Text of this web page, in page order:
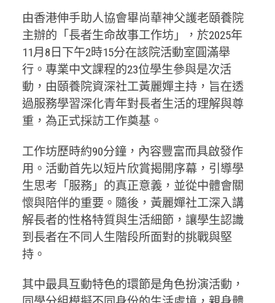
由香港伸手助人協會畢尚華神父護老頤養院
主辦的「長者生命故事工作坊」，於2025年
11月8日下午2時15分在該院活動室圓滿舉
行。專業中文課程的23位學生參與是次活
動，由頤養院資深社工黃麗嬋主持，旨在透
過服務學習深化青年對長者生活的理解與尊
重，為正式採訪工作奠基。
工作坊歷時約90分鐘，內容豐富而具啟發作
用。活動首先以短片欣賞揭開序幕，引導學
生思考「服務」的真正意義，並從中體會關
懷與陪伴的重要。隨後，黃麗嬋社工深入講
解長者的性格特質與生活細節，讓學生認識
到長者在不同人生階段所面對的挑戰與堅
持。
其中最具互動特色的環節是角色扮演活動，